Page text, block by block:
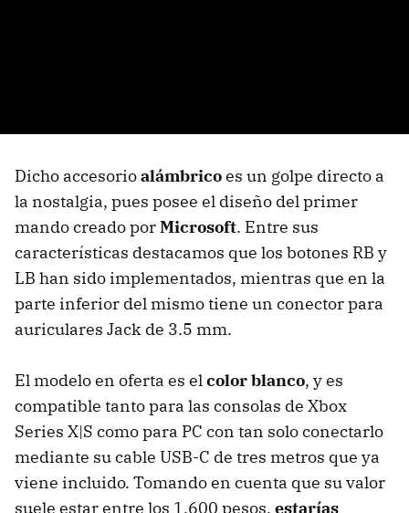
Dicho accesorioalámbricoes un golpe directo a
la nostalgia, pues posee el diseño del primer
mando creado porMicrosoft. Entre sus
características destacamos que los botones RB y
LB han sido implementados, mientras que en la
parte inferior del mismo tiene un conector para
auriculares Jack de 3.5 mm.
El modelo en oferta es elcolor blanco, y es
compatible tanto para las consolas de Xbox
Series X|S como para PC con tan solo conectarlo
mediante su cable USB-C de tres metros que ya
viene incluido. Tomando en cuenta que su valor
suele estar entre los 1,600 pesos, estarías